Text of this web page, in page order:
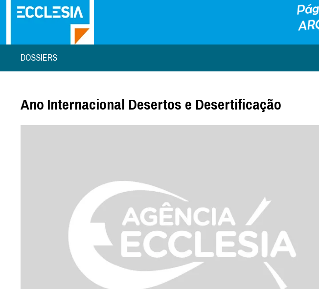
DOSSIERS
Ano Internacional Desertos e Desertificação